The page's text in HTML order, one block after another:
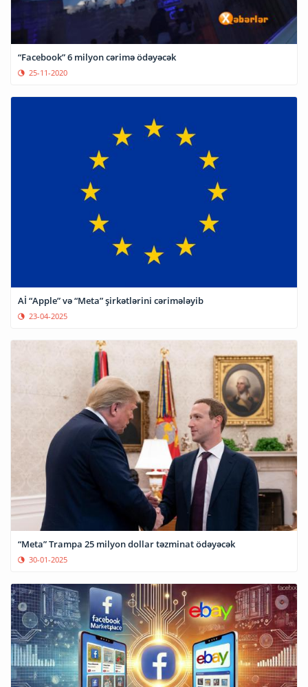
“Facebook” 6 milyon cərimə ödəyəcək
25-11-2020
Aİ “Apple” və “Meta” şirkətlərini cərimələyib
23-04-2025
“Meta” Trampa 25 milyon dollar təzminat ödəyəcək
30-01-2025